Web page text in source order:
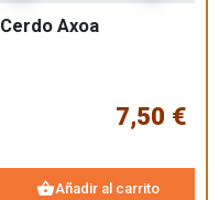
Cerdo Axoa
7,50 €
shopping_basketAñadir al carrito